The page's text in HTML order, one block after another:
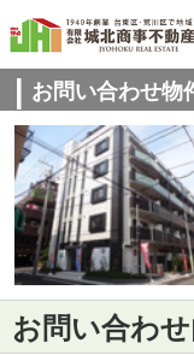
お問い合わせ物
お問い合わ